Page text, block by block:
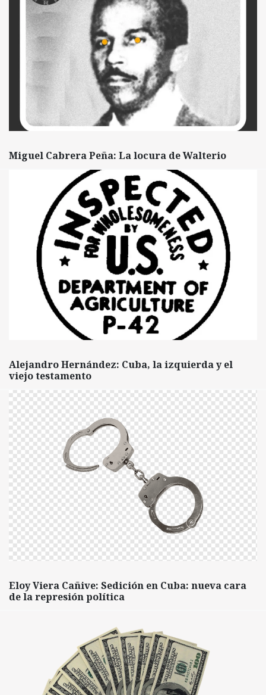
Miguel Cabrera Peña: La locura de Walterio
Alejandro Hernández: Cuba, la izquierda y el
viejo testamento
Eloy Viera Cañive: Sedición en Cuba: nueva cara
de la represión política